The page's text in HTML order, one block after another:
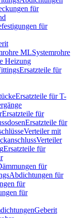
für
für
MLSystemrohre
Heizung
Ersatzteile für
Ersatzteile für T-
Ersatzteile für
Ersatzteile für
Verteiler mit
Verteiler
Ersatzteile für
für
Abdichtungen für
für
für
Geberit